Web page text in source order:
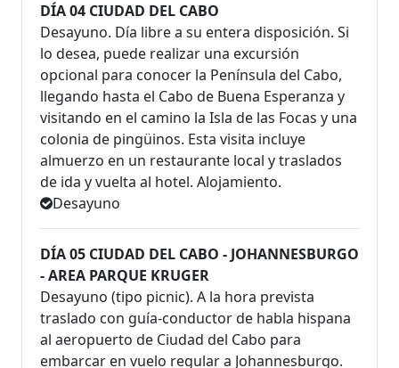
DÍA 04 CIUDAD DEL CABO
Desayuno. Día libre a su entera disposición. Si
lo desea, puede realizar una excursión
opcional para conocer la Península del Cabo,
llegando hasta el Cabo de Buena Esperanza y
visitando en el camino la Isla de las Focas y una
colonia de pingüinos. Esta visita incluye
almuerzo en un restaurante local y traslados
de ida y vuelta al hotel. Alojamiento.
Desayuno
DÍA 05 CIUDAD DEL CABO - JOHANNESBURGO
- AREA PARQUE KRUGER
Desayuno (tipo picnic). A la hora prevista
traslado con guía-conductor de habla hispana
al aeropuerto de Ciudad del Cabo para
embarcar en vuelo regular a Johannesburgo.